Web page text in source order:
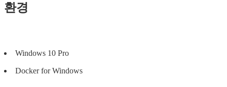
환경
Windows 10 Pro
Docker for Windows